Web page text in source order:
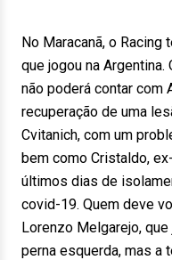
No Maracanã, o Racing
que jogou na
não poderá contar com
recuperação de uma
Cvitanich, com um
bem como Cristaldo,
últimos dias de
covid-19. Quem deve
Lorenzo Melgarejo,
perna esquerda, mas a